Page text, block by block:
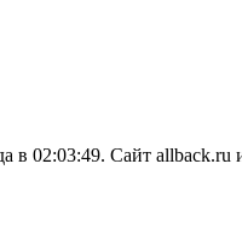
в 02:03:49. Сайт